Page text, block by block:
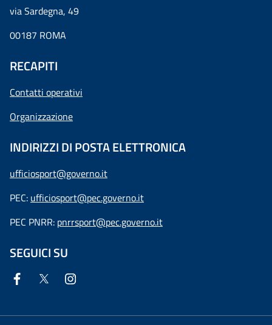
via Sardegna, 49
00187 ROMA
RECAPITI
Contatti operativi
Organizzazione
INDIRIZZI DI POSTA ELETTRONICA
ufficiosport@governo.it
PEC: ufficiosport@pec.governo.it
PEC PNRR: pnrrsport@pec.governo.it
SEGUICI SU